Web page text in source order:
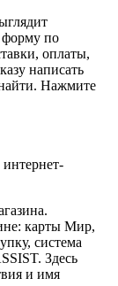
форму по
оплаты,
написать
Нажмите
карты Мир,
система
Здесь
и имя